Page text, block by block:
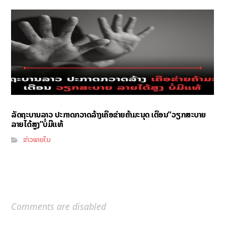
ລັດຖະບານລາວ ປະກາດກວາດລ້າງເຄືອຂ່າຍຄ້າມະນຸດ ເຕືອນ”ວຽກສະບາຍ
ລາຍໄດ້ສູງ”ບໍ່ມີແທ້
ຂ່າວພາຍໃນ
Comments are disabled